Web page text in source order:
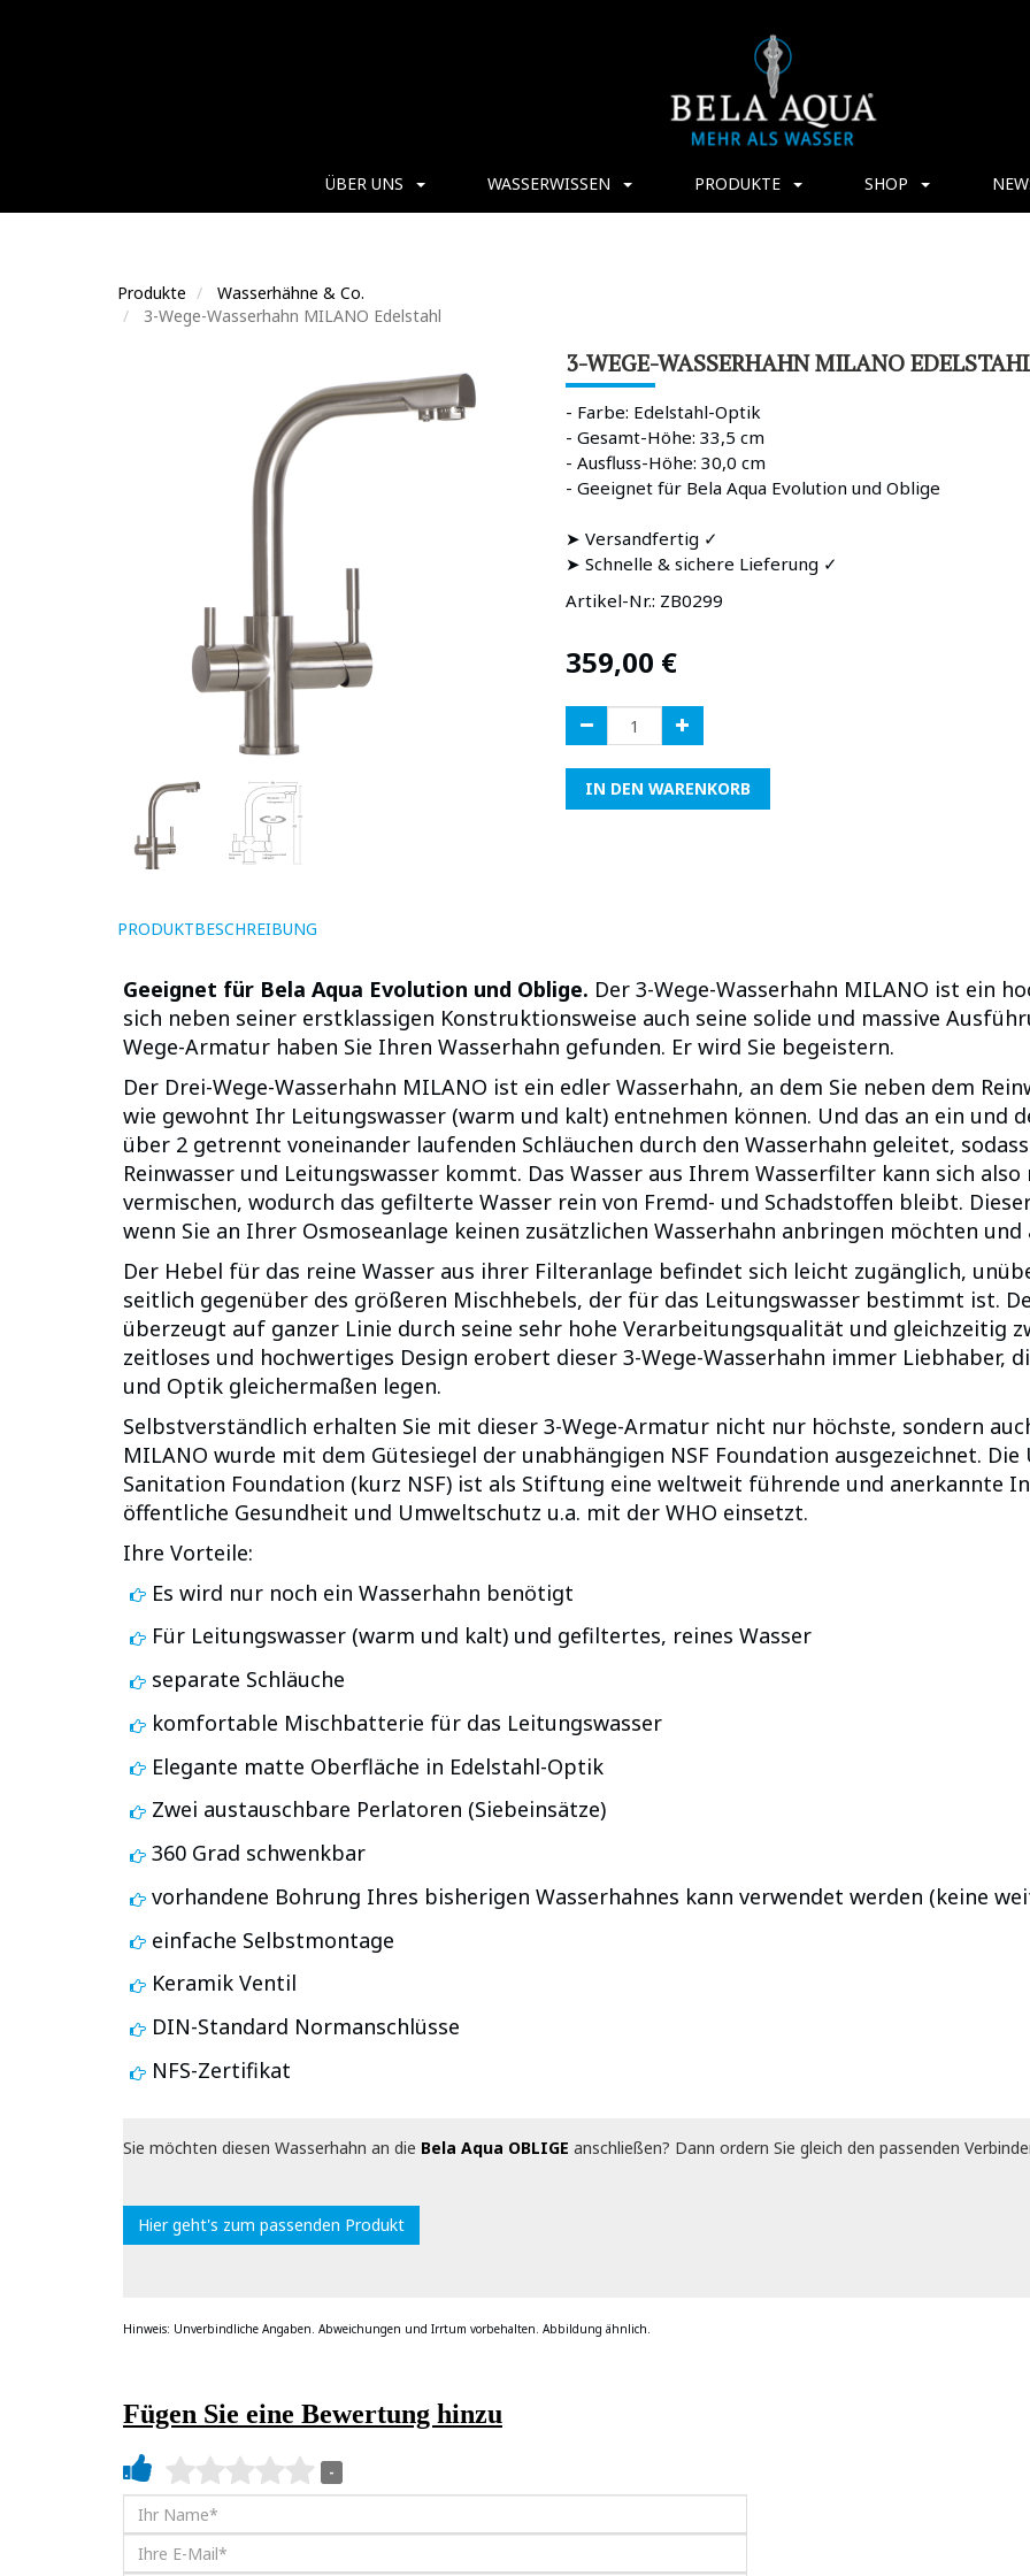
ÜBER UNS WASSERWISSEN PRODUKTE SHOP
Produkte
Wasserhähne & Co.
3-Wege-Wasserhahn MILANO Edelstahl
3-WEGE-WASSERHAHN MILANO
- Farbe: Edelstahl-Optik
- Gesamt-Höhe: 33,5 cm
- Ausfluss-Höhe: 30,0 cm
- Geeignet für Bela Aqua Evolution und Oblige
➤ Versandfertig ✓
➤ Schnelle & sichere Lieferung ✓
Artikel-Nr.: ZB0299
359,00 €
IN DEN WARENKORB
PRODUKTBESCHREIBUNG
Geeignet für Bela Aqua Evolution und Oblige. Der 3-Wege-Wasserhahn MILANO ist ein
sich neben seiner erstklassigen Konstruktionsweise auch seine solide und massive
Wege-Armatur haben Sie Ihren Wasserhahn gefunden. Er wird Sie begeistern.
Der Drei-Wege-Wasserhahn MILANO ist ein edler Wasserhahn, an dem Sie neben dem
wie gewohnt Ihr Leitungswasser (warm und kalt) entnehmen können. Und das an ein und
über 2 getrennt voneinander laufenden Schläuchen durch den Wasserhahn geleitet,
Reinwasser und Leitungswasser kommt. Das Wasser aus Ihrem Wasserfilter kann sich
vermischen, wodurch das gefilterte Wasser rein von Fremd- und Schadstoffen bleibt.
wenn Sie an Ihrer Osmoseanlage keinen zusätzlichen Wasserhahn anbringen möchten und
Der Hebel für das reine Wasser aus ihrer Filteranlage befindet sich leicht zugänglich,
seitlich gegenüber des größeren Mischhebels, der für das Leitungswasser bestimmt ist.
überzeugt auf ganzer Linie durch seine sehr hohe Verarbeitungsqualität und gleichzeitig
zeitloses und hochwertiges Design erobert dieser 3-Wege-Wasserhahn immer Liebhaber,
und Optik gleichermaßen legen.
Selbstverständlich erhalten Sie mit dieser 3-Wege-Armatur nicht nur höchste, sondern
MILANO wurde mit dem Gütesiegel der unabhängigen NSF Foundation ausgezeichnet. Die
Sanitation Foundation (kurz NSF) ist als Stiftung eine weltweit führende und anerkannte
öffentliche Gesundheit und Umweltschutz u.a. mit der WHO einsetzt.
Ihre Vorteile:
Es wird nur noch ein Wasserhahn benötigt
Für Leitungswasser (warm und kalt) und gefiltertes, reines Wasser
separate Schläuche
komfortable Mischbatterie für das Leitungswasser
Elegante matte Oberfläche in Edelstahl-Optik
Zwei austauschbare Perlatoren (Siebeinsätze)
360 Grad schwenkbar
vorhandene Bohrung Ihres bisherigen Wasserhahnes kann verwendet werden (keine
einfache Selbstmontage
Keramik Ventil
DIN-Standard Normanschlüsse
NFS-Zertifikat
Sie möchten diesen Wasserhahn an die Bela Aqua OBLIGE anschließen? Dann ordern Sie gleich den passenden
Hier geht's zum passenden Produkt
Hinweis: Unverbindliche Angaben. Abweichungen und Irrtum vorbehalten. Abbildung ähnlich.
Fügen Sie eine Bewertung hinzu
-